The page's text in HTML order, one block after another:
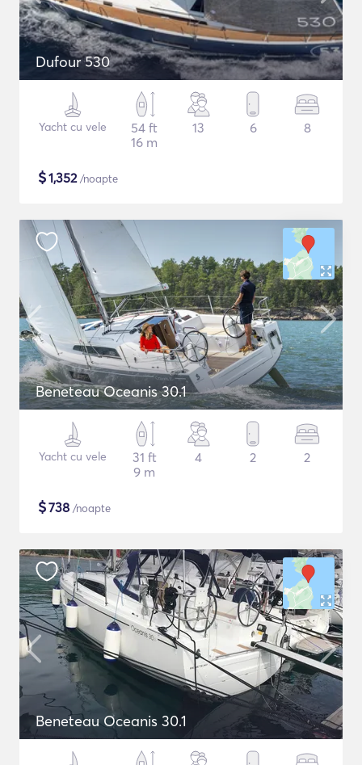
Dufour 530
Yacht cu vele
54 ft
16 m
13 6 8
$1,352/noapte
Beneteau Oceanis 30.1
Yacht cu vele
31 ft
9 m
4 2 2
$738 /noapte
Beneteau Oceanis 30.1